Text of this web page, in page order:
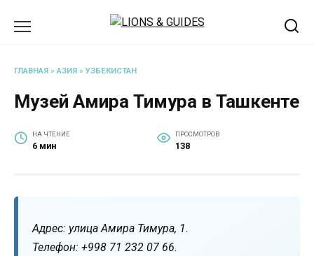
ГЛАВНАЯ »АЗИЯ » УЗБЕКИСТАН
Музей Амира Тимура в Ташкенте
НА ЧТЕНИЕ
6 мин
ПРОСМОТРОВ
138
Адрес: улица Амира Тимура, 1.
Телефон: +998 71 232 07 66.